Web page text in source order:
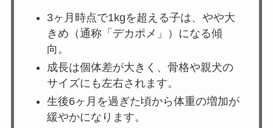
3ヶ月時点で1kgを超える子は、やや大
きめ（通称「デカポメ」）になる傾
向。
成長は個体差が大きく、骨格や親犬の
サイズにも左右されます。
生後6ヶ月を過ぎた頃から体重の増加が
緩やかになります。